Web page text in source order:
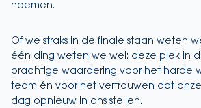
noemen.
Of we straks in de finale staan weten
één ding weten we wel: deze plek in
prachtige waardering voor het harde
team én voor het vertrouwen dat
dag opnieuw in ons stellen.